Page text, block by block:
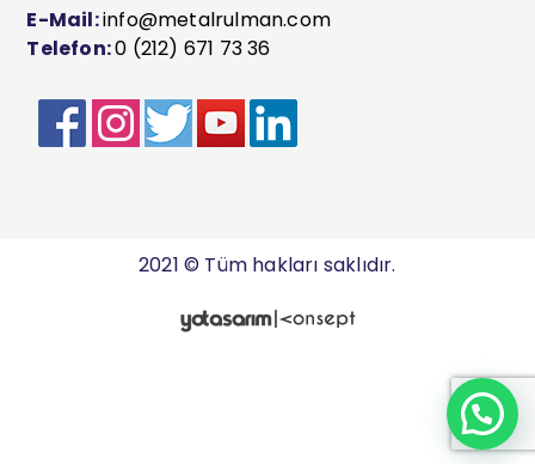
E-Mail:info@metalrulman.com
Telefon:0 (212) 671 73 36
2021 © Tüm hakları saklıdır.